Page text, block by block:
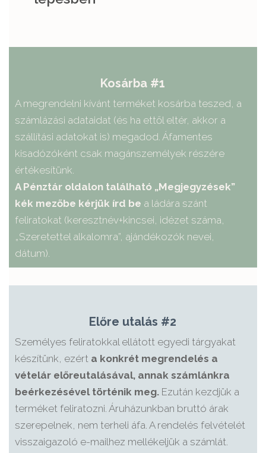
Kosárba #1
A megrendelni kívánt terméket kosárba teszed, a
számlázási adataidat (és ha ettől eltér, akkor a
szállítási adatokat is) megadod. Áfamentes
kisadózóként csak magánszemélyek részére
értékesítünk.
A Pénztár oldalon található „Megjegyzések”
kék mezőbe kérjük írd be a ládára szánt
feliratokat (keresztnév+kincsei, idézet száma,
„Szeretettel alkalomra”, ajándékozók nevei,
dátum).
Előre utalás #2
Személyes feliratokkal ellátott egyedi tárgyakat
készítünk, ezért a konkrét megrendelés a
vételár előreutalásával, annak számlánkra
beérkezésével történik meg.Ezután kezdjük a
terméket feliratozni. Áruházunkban bruttó árak
szerepelnek, nem terheli áfa. A rendelés felvételét
visszaigazoló e-mailhez mellékeljük a számlát.